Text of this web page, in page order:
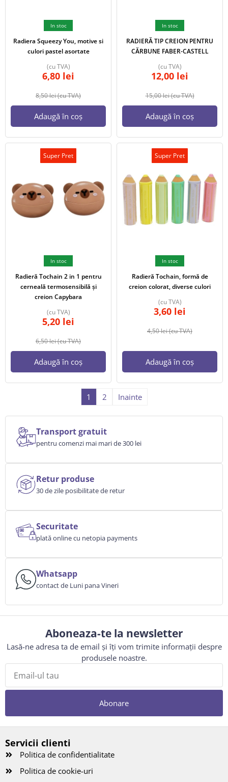
In stoc
Radiera Squeezy You, motive si
culori pastel asortate
8,50lei(cu TVA)
6,80 lei
(cu TVA)
Adaugă în coș
In stoc
RADIERĂ TIP CREION PENTRU
CĂRBUNE FABER-CASTELL
15,00lei(cu TVA)
12,00 lei
(cu TVA)
Adaugă în coș
Super Pret
In stoc
Radieră Tochain 2 in 1 pentru
cerneală termosensibilă și
creion Capybara
6,50lei(cu TVA)
5,20 lei
(cu TVA)
Adaugă în coș
Super Pret
In stoc
Radieră Tochain, formă de
creion colorat, diverse culori
4,50lei(cu TVA)
3,60 lei
(cu TVA)
Adaugă în coș
1 2 Inainte
Transport gratuit
pentru comenzi mai mari de 300 lei
Retur produse
30 de zile posibilitate de retur
Securitate
plată online cu netopia payments
Whatsapp
contact de Luni pana Vineri
Aboneaza-te la newsletter
Lasă-ne adresa ta de email și îți vom trimite informații despre
produsele noastre.
Abonare
Servicii clienti
Politica de confidentialitate
Politica de cookie-uri